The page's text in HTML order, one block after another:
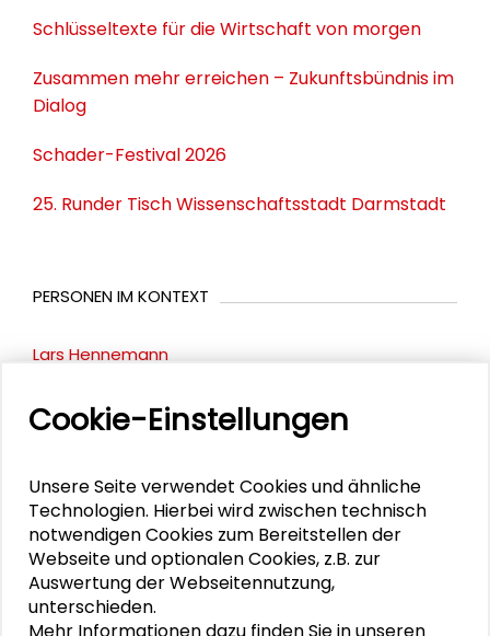
Schlüsseltexte für die Wirtschaft von morgen
Zusammen mehr erreichen – Zukunftsbündnis im
Dialog
Schader-Festival 2026
25. Runder Tisch Wissenschaftsstadt Darmstadt
PERSONEN IM KONTEXT
Lars Hennemann
Klaus-Michael Ahrend
DOWNLOADS
ExLibrisSpecial Innovationsökosysteme - Flyer
Cookie-Einstellungen
Unsere Seite verwendet Cookies und ähnliche
Technologien. Hierbei wird zwischen technisch
notwendigen Cookies zum Bereitstellen der
Webseite und optionalen Cookies, z.B. zur
Auswertung der Webseitennutzung,
unterschieden.